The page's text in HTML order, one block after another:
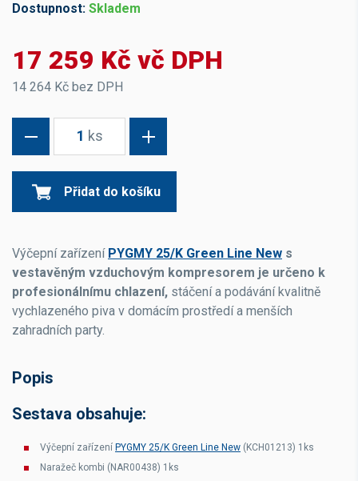
Dostupnost: Skladem
17 259 Kč vč DPH
14 264 Kč bez DPH
1 ks
Přidat do košíku
Výčepní zařízení PYGMY 25/K Green Line New s
vestavěným vzduchovým kompresorem je určeno k
profesionálnímu chlazení, stáčení a podávání kvalitně
vychlazeného piva v domácím prostředí a menších
zahradních party.
Popis
Sestava obsahuje:
Výčepní zařízení PYGMY 25/K Green Line New (KCH01213) 1ks
Naražeč kombi (NAR00438) 1ks